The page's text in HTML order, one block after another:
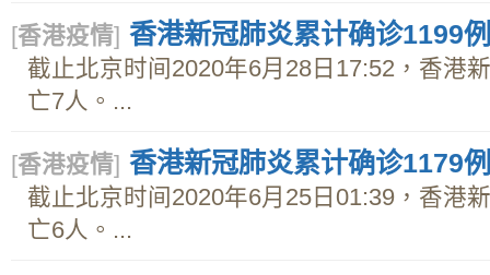
[香港疫情] 香港新冠肺炎累计确诊1199例
截止北京时间2020年6月28日17:52，香港
亡7人。...
[香港疫情] 香港新冠肺炎累计确诊1179例
截止北京时间2020年6月25日01:39，香港
亡6人。...